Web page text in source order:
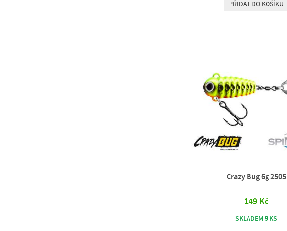
PŘIDAT DO KOŠÍKU
Crazy Bug 6g 2505
149 Kč
SKLADEM9KS